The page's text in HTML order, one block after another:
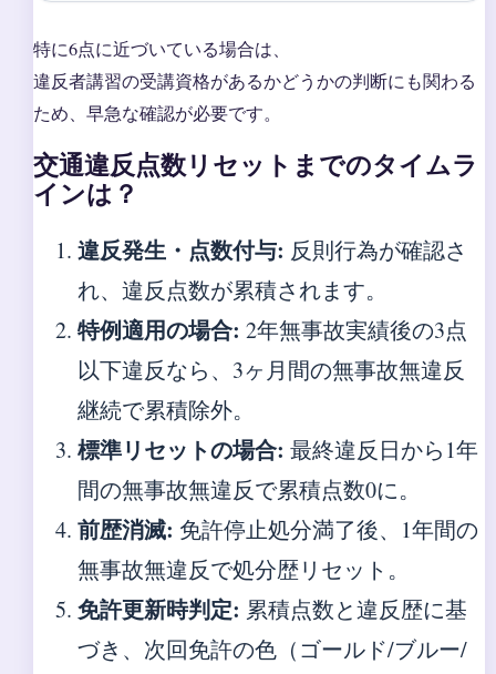
特に6点に近づいている場合は、
違反者講習の受講資格があるかどうかの判断にも関わる
ため、早急な確認が必要です。
交通違反点数リセットまでのタイムラ
インは？
違反発生・点数付与: 反則行為が確認さ
れ、違反点数が累積されます。
特例適用の場合: 2年無事故実績後の3点
以下違反なら、3ヶ月間の無事故無違反
継続で累積除外。
標準リセットの場合: 最終違反日から1年
間の無事故無違反で累積点数0に。
前歴消滅: 免許停止処分満了後、1年間の
無事故無違反で処分歴リセット。
免許更新時判定: 累積点数と違反歴に基
づき、次回免許の色（ゴールド/ブルー/